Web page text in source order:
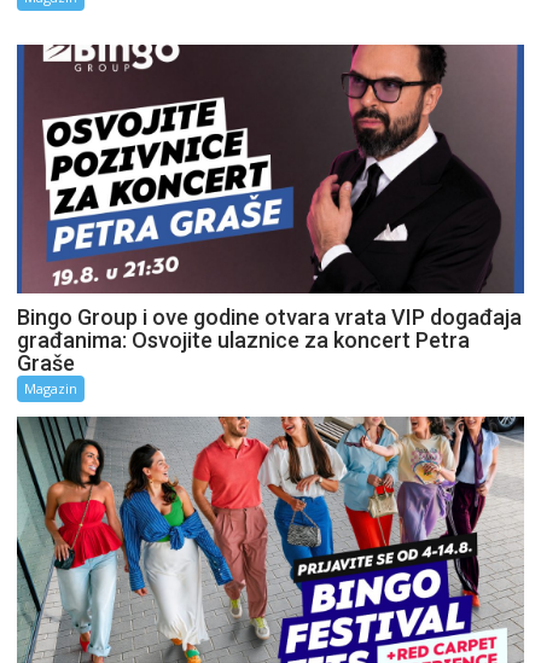
Bingo Group i ove godine otvara vrata VIP događaja
građanima: Osvojite ulaznice za koncert Petra
Graše
Magazin